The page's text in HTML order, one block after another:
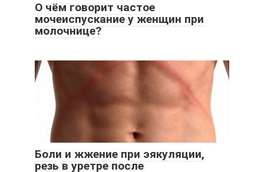
О чём говорит частое
мочеиспускание у женщин при
молочнице?
Боли и жжение при эякуляции,
резь в уретре после